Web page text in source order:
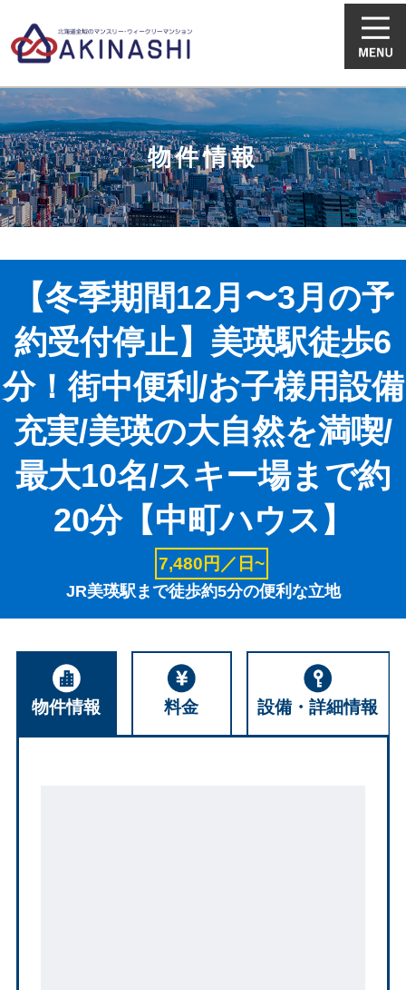
物件情報
【冬季期間12月〜3月の予
約受付停止】美瑛駅徒歩6
分！街中便利/お子様用設備
充実/美瑛の大自然を満喫/
最大10名/スキー場まで約
20分【中町ハウス】
7,480円／日~
JR美瑛駅まで徒歩約5分の便利な立地
物件情報 料金 設備・詳細情報